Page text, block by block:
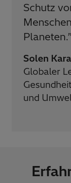
Schutz
Planeten.”
Solen
Globaler
und